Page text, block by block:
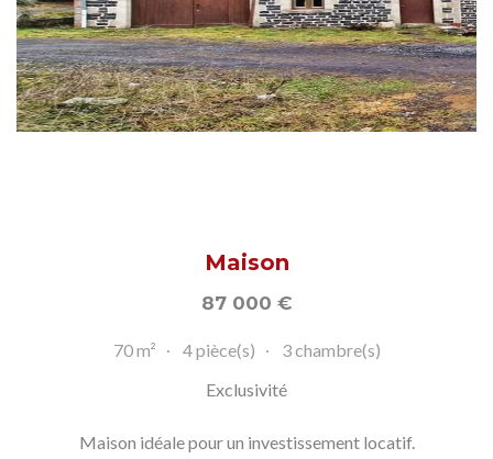
Maison
87 000 €
70 m² 4 pièce(s)
3 chambre(s)
Exclusivité
Maison idéale pour un investissement locatif.